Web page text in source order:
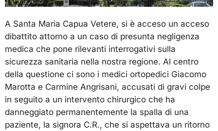
A Santa Maria Capua Vetere, si è acceso un acceso
dibattito attorno a un caso di presunta negligenza
medica che pone rilevanti interrogativi sulla
sicurezza sanitaria nella nostra regione. Al centro
della questione ci sono i medici ortopedici Giacomo
Marotta e Carmine Angrisani, accusati di gravi colpe
in seguito a un intervento chirurgico che ha
danneggiato permanentemente la spalla di una
paziente, la signora C.R., che si aspettava un ritorno